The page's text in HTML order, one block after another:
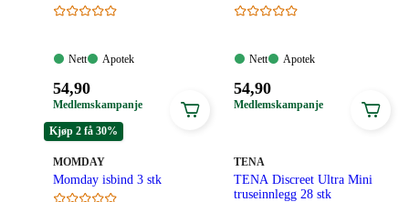
Nett:
Nett
Apotek:
Apotek
Pris:
54,90
kroner.
54,90
Medlemskampanje
Nett:
Nett
Apotek:
Apotek
Pris:
54,90
54,90
Medlemskampanje
Kjøp 2 få 30%
MERKE:
MOMDAY
Momday isbind 3 stk
MERKE
TENA
TENA Discreet Ultra Mini
truseinnlegg 28 stk